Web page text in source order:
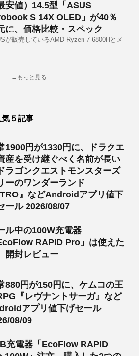
安値）14.5型「ASUS
S 14X OLED」が40％
に、価格比較・スペック
が販売しているAMD Ryzen 7 6800Hとメ
→もっと見る
５記事
1900円が1330円に、ドラクエ
産を受け継ぐべく名前が長い
ラゴンクエストモンスターズ
ーのワンダーランド
』などAndroidアプリ値下
ール 2026/08/07
ル中の100W充電器
RAPID Pro」は使えた
開封レビュー
880円が150円に、ケムコの王
『レヴナントサーガ』など
アプリ値下げセール
08/09
充電器「EcoFlow RAPID